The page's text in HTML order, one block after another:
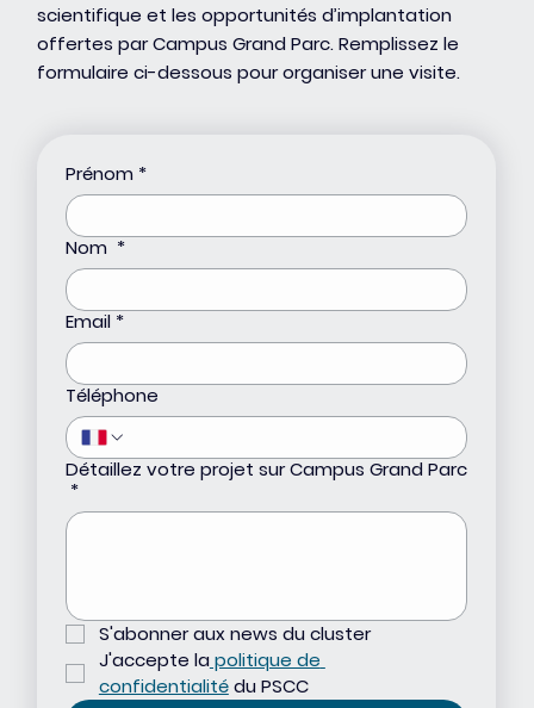
scientifique et les opportunités d’implantation
offertes par Campus Grand Parc. Remplissez le
formulaire ci-dessous pour organiser une visite.
Prénom *
Nom *
Email *
Téléphone
Détaillez votre projet sur Campus Grand Parc
*
S'abonner aux news du cluster
J'accepte la politique de
confidentialitédu PSCC